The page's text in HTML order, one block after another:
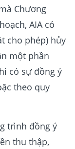
Chương
AIA có
cho phép) hủy
một phần
có sự đồng ý
theo quy
trình đồng ý
thu thập,